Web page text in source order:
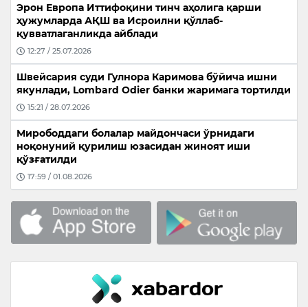
Эрон Европа Иттифоқини тинч аҳолига қарши
ҳужумларда АҚШ ва Исроилни қўллаб-
қувватлаганликда айблади
12:27 / 25.07.2026
Швейсария суди Гулнора Каримова бўйича ишни
якунлади, Lombard Odier банки жаримага тортилди
15:21 / 28.07.2026
Мирободдаги болалар майдончаси ўрнидаги
ноқонуний қурилиш юзасидан жиноят иши
қўзғатилди
17:59 / 01.08.2026